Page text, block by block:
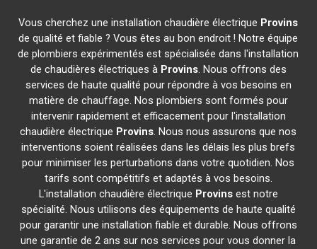
Vous cherchez une installation chaudière électrique Provins
de qualité et fiable ? Vous êtes au bon endroit ! Notre équipe
de plombiers expérimentés est spécialisée dans l'installation
de chaudières électriques à Provins. Nous offrons des
services de haute qualité pour répondre à vos besoins en
matière de chauffage. Nos plombiers sont formés pour
intervenir rapidement et efficacement pour l'installation
chaudière électrique Provins. Nous nous assurons que nos
interventions soient réalisées dans les délais les plus brefs
pour minimiser les perturbations dans votre quotidien. Nos
tarifs sont compétitifs et adaptés à vos besoins.
L'installation chaudière électrique Provinsest notre
spécialité. Nous utilisons des équipements de haute qualité
pour garantir une installation fiable et durable. Nous offrons
une garantie de 2 ans sur nos services pour vous donner la